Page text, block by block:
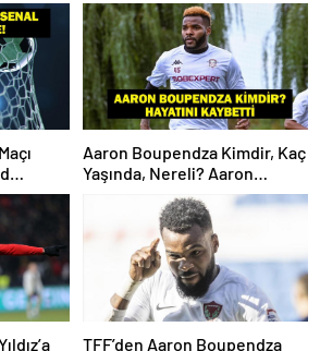
Ne
Maç
Aaron Boupendza Kimdir, Kaç
Yaşında, Nereli? Aaron
Boupendza neden öldü?
Süper Lig’in eski gol kralı
hayatını kaybetti!
TFF’den Aaron Boupendza